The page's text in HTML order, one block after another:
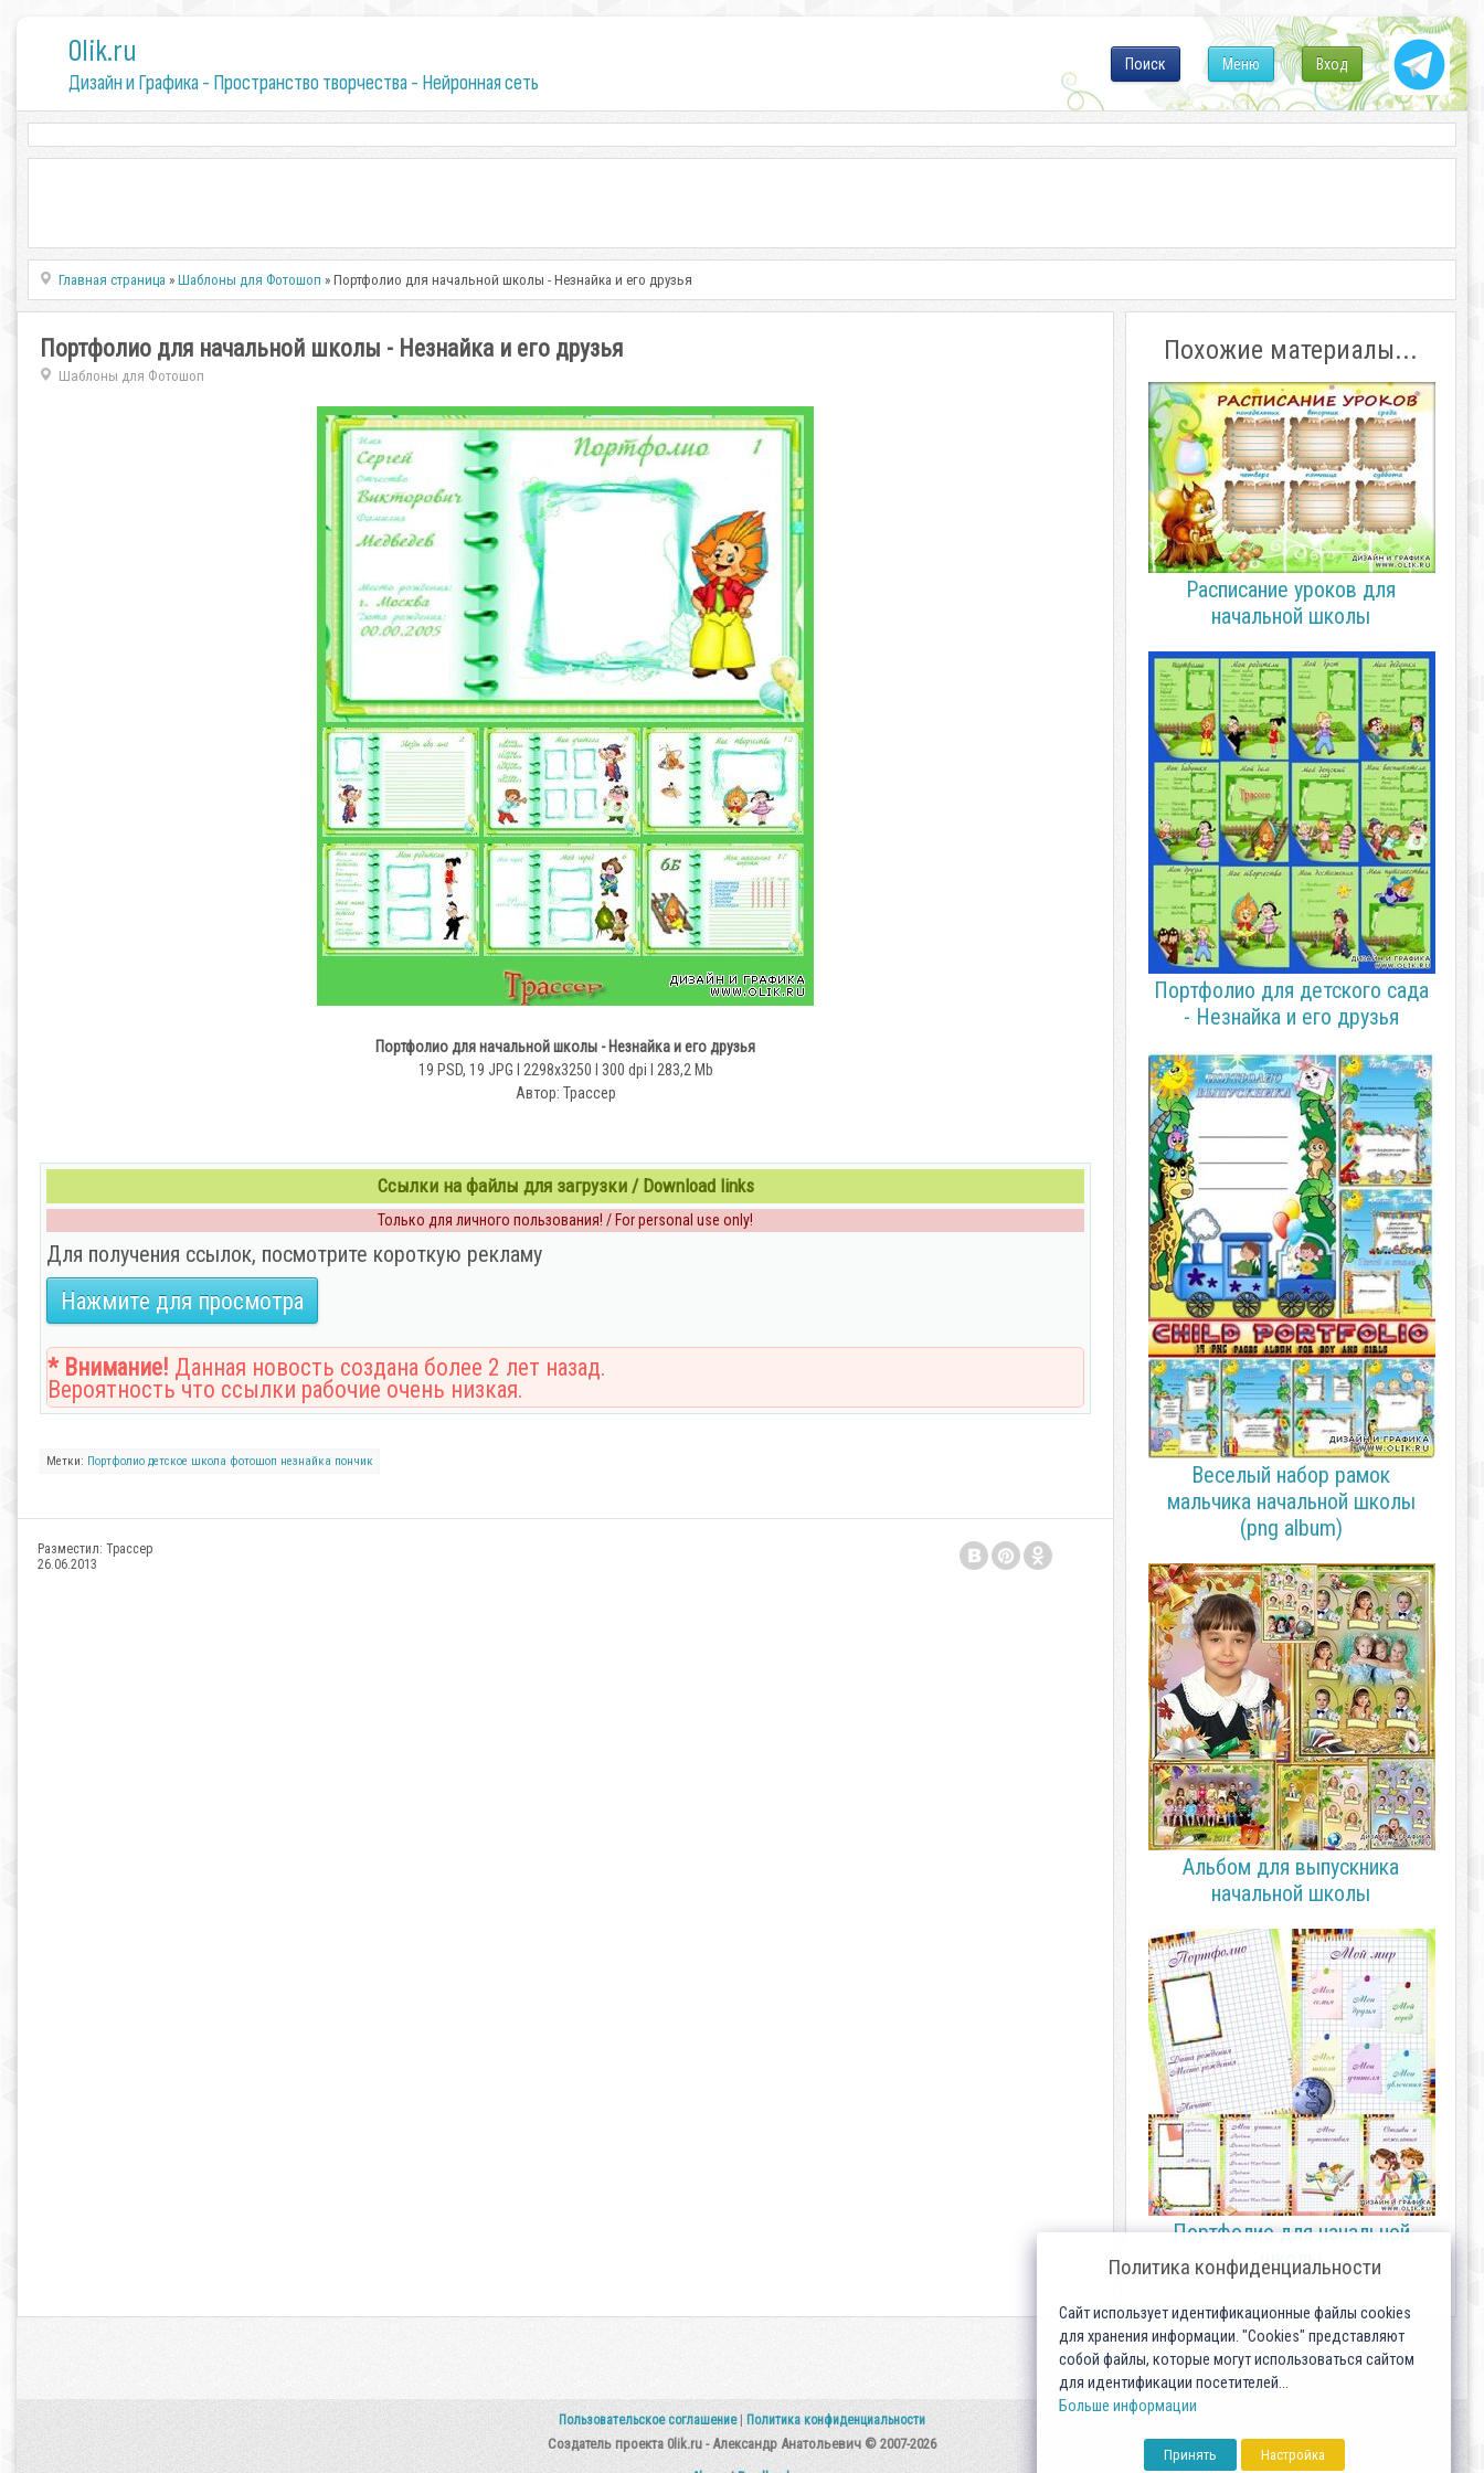
0lik.ru
Дизайн и Графика - Пространство творчества - Нейронная сеть
Вход
Меню
Поиск
Главная страница »Шаблоны для Фотошоп » Портфолио для начальной школы - Незнайка и его друзья
Портфолио для начальной школы - Незнайка и его друзья
Шаблоны для Фотошоп
Портфолио для начальной школы - Незнайка и его друзья
19 PSD, 19 JPG l 2298x3250 l 300 dpi l 283,2 Mb
Автор: Трассер
Ссылки на файлы для загрузки / Download links
Только для личного пользования! / For personal use only!
Для получения ссылок, посмотрите короткую рекламу
Нажмите для просмотра
* Внимание! Данная новость создана более 2 лет назад.
Вероятность что ссылки рабочие очень низкая.
Метки: Портфолио детское школа фотошоп незнайка пончик
Разместил: Трассер
26.06.2013
Похожие материалы...
Расписание уроков для
начальной школы
Портфолио для детского сада
- Незнайка и его друзья
Веселый набор рамок
мальчика начальной школы
(png album)
Альбом для выпускника
начальной школы
Портфолио для начальной
школы
Пользовательское соглашение Политика конфиденциальности
Создатель проекта 0lik.ru - Александр Анатольевич © 2007-2026
Политика конфиденциальности
Сайт использует идентификационные файлы cookies
для хранения информации. "Cookies" представляют
собой файлы, которые могут использоваться сайтом
для идентификации посетителей...
Больше информации
Принять Настройка